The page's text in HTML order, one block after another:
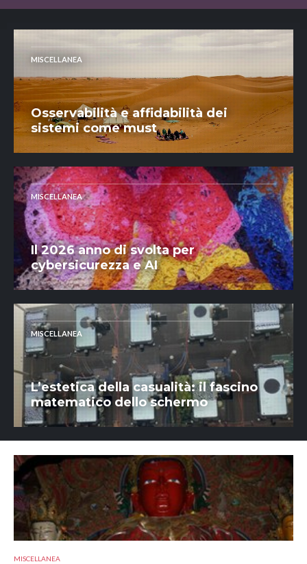
MISCELLANEA
Osservabilità e affidabilità dei
sistemi come must
MISCELLANEA
Il 2026 anno di svolta per
cybersicurezza e AI
MISCELLANEA
L’estetica della casualità: il fascino
matematico dello schermo
MISCELLANEA